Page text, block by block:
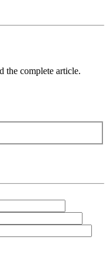
the complete article.